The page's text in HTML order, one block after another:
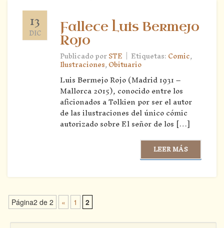
13
DIC
Fallece Luis Bermejo
Rojo
Publicado porSTE | Etiquetas:Comic,
Ilustraciones,Obituario
Luis Bermejo Rojo (Madrid 1931 –
Mallorca 2015), conocido entre los
aficionados a Tolkien por ser el autor
de las ilustraciones del único cómic
autorizado sobre El señor de los […]
LEER MÁS
Página2 de 2 « 1 2